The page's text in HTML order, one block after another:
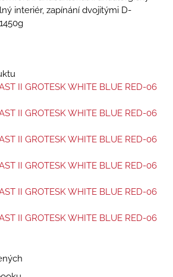
interiér, zapínání dvojitými D-
II GROTESK WHITE BLUE RED-06
II GROTESK WHITE BLUE RED-06
II GROTESK WHITE BLUE RED-06
II GROTESK WHITE BLUE RED-06
II GROTESK WHITE BLUE RED-06
II GROTESK WHITE BLUE RED-06